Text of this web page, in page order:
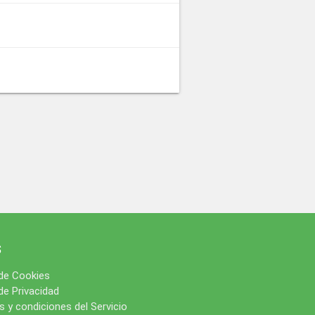
Cookies
Privacidad
y condiciones del Servicio